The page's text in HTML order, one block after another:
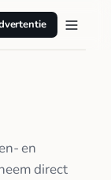
en
direct